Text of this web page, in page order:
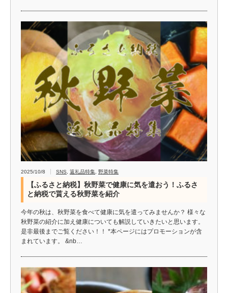
2025/10/8 SNS 返礼品特集 野菜特集
【ふるさと納税】秋野菜で健康に気を遣おう！ふるさ
と納税で貰える秋野菜を紹介
今年の秋は、秋野菜を食べて健康に気を遣ってみませんか？ 様々な
秋野菜の紹介に加え健康についても解説していきたいと思います。
是非最後までご覧ください！！ *本ページにはプロモーションが含
まれています。 &nb…